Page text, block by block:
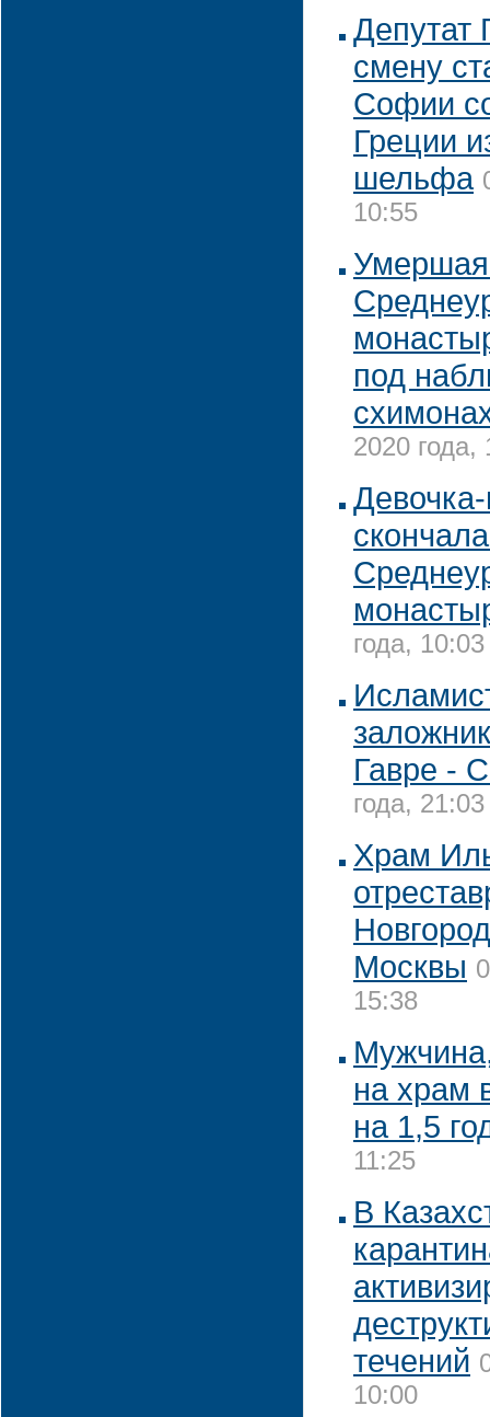
Депутат
смену
Софии
Греции
шельфа
10:55
под
2020 года,
года, 10:03
Гавре -
года, 21:03
Храм
Москвы
15:38
на храм
на 1,5
11:25
В
течений
10:00